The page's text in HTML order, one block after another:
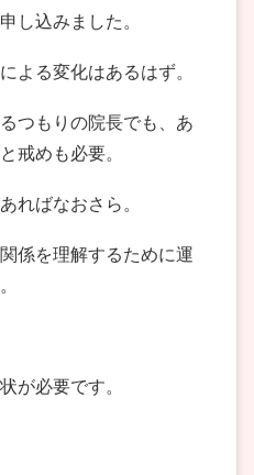
し込みました。
よる変化はあるはず。
つもりの院長でも、あ
戒めも必要。
ればなおさら。
係を理解するために運
が必要です。